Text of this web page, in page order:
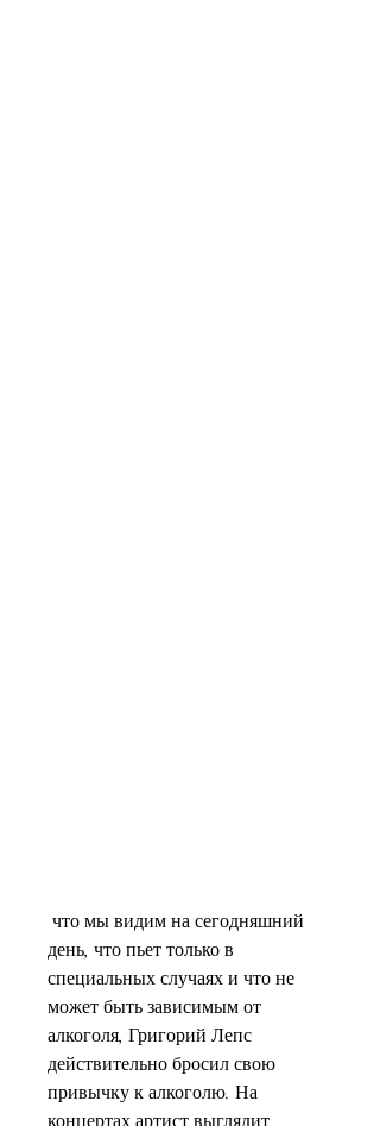
день, что пьет только в
специальных случаях и что не
может быть зависимым от
алкоголя, Григорий Лепс
действительно бросил свою
привычку к алкоголю. На